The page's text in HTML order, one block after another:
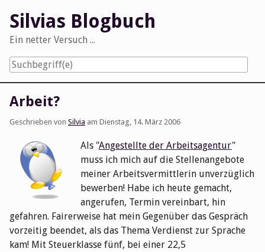
content
Silvias Blogbuch
Ein netter Versuch ...
Arbeit?
Geschrieben von Silvia am Dienstag, 14. März 2006
Als "Angestellte der Arbeitsagentur"
muss ich mich auf die Stellenangebote
meiner Arbeitsvermittlerin unverzüglich
bewerben! Habe ich heute gemacht,
angerufen, Termin vereinbart, hin
gefahren. Fairerweise hat mein Gegenüber das Gespräch
vorzeitig beendet, als das Thema Verdienst zur Sprache
kam! Mit Steuerklasse fünf, bei einer 22,5